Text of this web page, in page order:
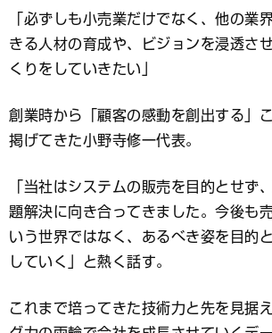
「必ずしも小売業だけでなく、他の業
きる人材の育成や、ビジョンを浸透さ
くりをしていきたい」
創業時から「顧客の感動を創出する」
掲げてきた小野寺修一代表。
「当社はシステムの販売を目的とせず
題解決に向き合ってきました。今後も
いう世界ではなく、あるべき姿を目的
していく」と熱く話す。
これまで培ってきた技術力と先を見据